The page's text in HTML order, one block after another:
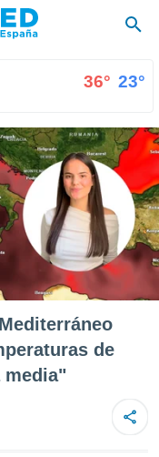
36° 23°
de
media"